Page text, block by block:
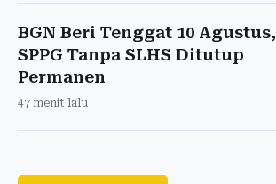
BGN Beri Tenggat 10 Agustus,
SPPG Tanpa SLHS Ditutup
Permanen
47 menit lalu